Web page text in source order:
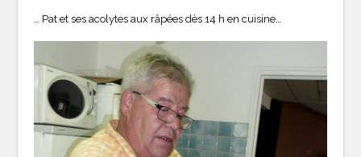
… Pat et ses acolytes aux râpées dès 14 h en cuisine…